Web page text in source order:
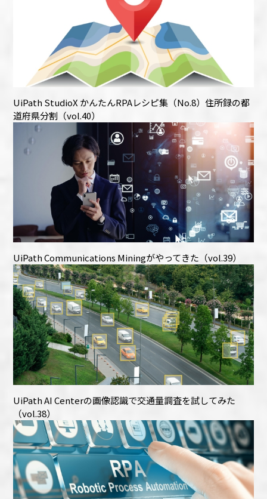
UiPath StudioX かんたんRPAレシピ集（No.8）住所録の都
道府県分割（vol.40）
UiPath Communications Miningがやってきた（vol.39）
UiPath AI Centerの画像認識で交通量調査を試してみた
（vol.38）